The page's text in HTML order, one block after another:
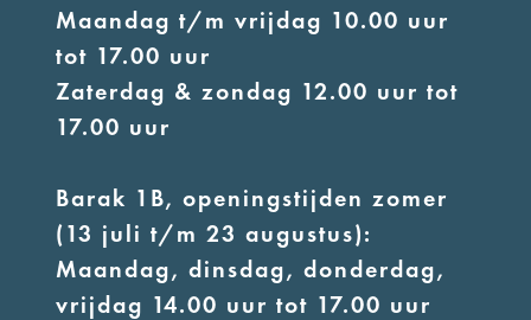
Maandag t/m vrijdag 10.00 uur
tot 17.00 uur
Zaterdag & zondag 12.00 uur tot
17.00 uur
Barak 1B, openingstijden zomer
(13 juli t/m 23 augustus):
Maandag, dinsdag, donderdag,
vrijdag 14.00 uur tot 17.00 uur